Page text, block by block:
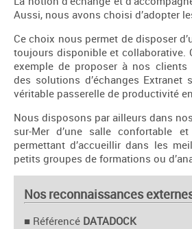
Aussi, nous avons choisi d’adopter
Ce choix nous permet de disposer
toujours disponible et collaborative.
exemple de proposer à nos clients
des solutions d’échanges Extranet
véritable passerelle de productivité
Nous disposons par ailleurs dans
sur-Mer d’une salle confortable
permettant d’accueillir dans les
petits groupes de formations ou
Nos reconnaissances
■ Référencé DATADOCK